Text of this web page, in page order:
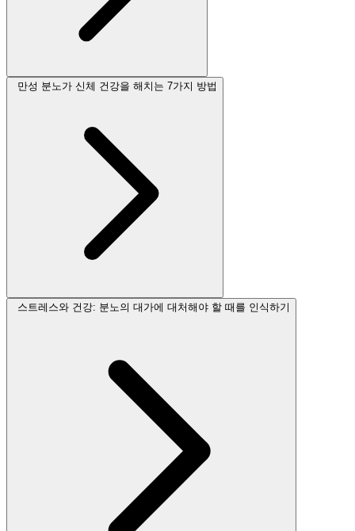
만성 분노가 신체 건강을 해치는 7가지 방법
스트레스와 건강: 분노의 대가에 대처해야 할 때를 인식하기